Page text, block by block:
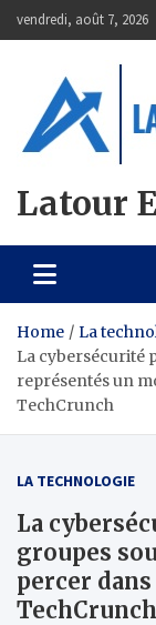
to
vendredi, août 7, 2026
Latour
Home
La
La cybersécurité
représentés un
TechCrunch
LA TECHNOLOGIE
La
groupes
percer
TechCrunch